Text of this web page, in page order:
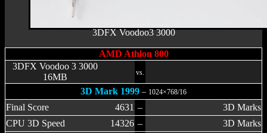
3DFX Voodoo3 3000
AMD Athlon 800
3DFX Voodoo 3 3000
16MB
vs.
3D Mark 1999 – 1024×768/16
Final Score 4631 –
3D Marks
CPU 3D Speed
14326 –
3D Marks